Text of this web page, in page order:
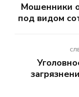
Мошенники
под видом